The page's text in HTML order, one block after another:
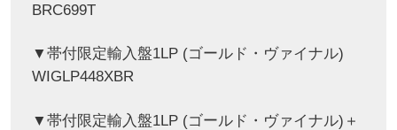
BRC699T
▼帯付限定輸入盤1LP (ゴールド・ヴァイナル)
WIGLP448XBR
▼帯付限定輸入盤1LP (ゴールド・ヴァイナル)＋